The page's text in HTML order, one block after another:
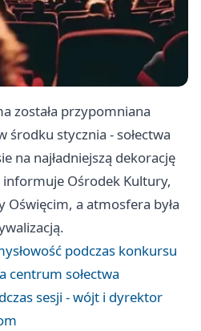
została przypomniana
środku stycznia - sołectwa
na najładniejszą dekorację
Ośrodek Kultury,
Oświęcim, a atmosfera była
podczas konkursu
centrum sołectwa
sesji - wójt i dyrektor